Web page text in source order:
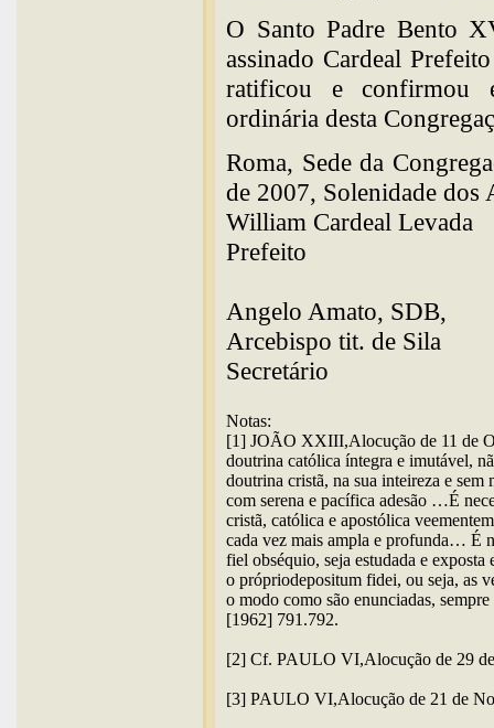
O Santo Padre Bento
assinado Cardeal
ratificou e confirmou
ordinária desta
Roma, Sede da
de 2007, Solenidade dos
William Cardeal Levada
Prefeito
Angelo Amato, SDB,
Arcebispo tit. de Sila
Secretário
Notas:
[1] JOÃO XXIII,Alocução de 11 de
doutrina católica íntegra e imutável,
doutrina cristã, na sua inteireza e
com serena e pacífica adesão …É
cristã, católica e apostólica
cada vez mais ampla e profunda… É
fiel obséquio, seja estudada e
o própriodepositum fidei, ou seja, as
o modo como são enunciadas,
[1962] 791.792.
[2] Cf. PAULO VI,Alocução de 29
[3] PAULO VI,Alocução de 21 de